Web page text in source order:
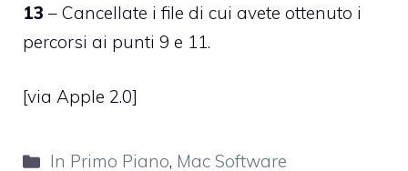
13 – Cancellate i file di cui avete ottenuto i
percorsi ai punti 9 e 11.
[via Apple 2.0]
Categorie
In Primo Piano, Mac Software